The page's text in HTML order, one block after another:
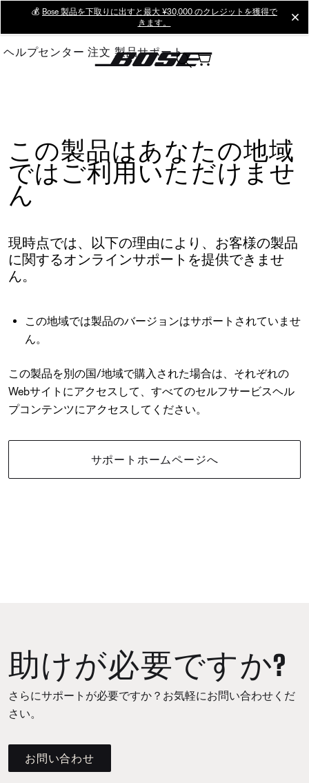
Main
💰 Bose 製品を下取りに出すと最大 ¥30,000 のクレジットを獲得で
きます。
ヘルプセンター 注文 製品サポート
この製品はあなたの地域
ではご利用いただけませ
ん
現時点では、以下の理由により、お客様の製品
に関するオンラインサポートを提供できませ
ん。
この地域では製品のバージョンはサポートされていませ
ん。
この製品を別の国/地域で購入された場合は、それぞれの
Webサイトにアクセスして、すべてのセルフサービスヘル
プコンテンツにアクセスしてください。
サポートホームページへ
助けが必要ですか?
さらにサポートが必要ですか？お気軽にお問い合わせくだ
さい。
お問い合わせ